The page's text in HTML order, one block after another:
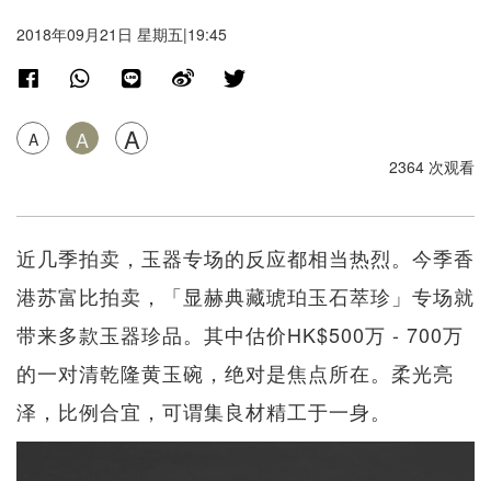
2018年09月21日 星期五|19:45
A A A
2364 次观看
近几季拍卖，玉器专场的反应都相当热烈。今季香
港苏富比拍卖，「显赫典藏琥珀玉石萃珍」专场就
带来多款玉器珍品。其中估价HK$500万 - 700万
的一对清乾隆黄玉碗，绝对是焦点所在。柔光亮
泽，比例合宜，可谓集良材精工于一身。